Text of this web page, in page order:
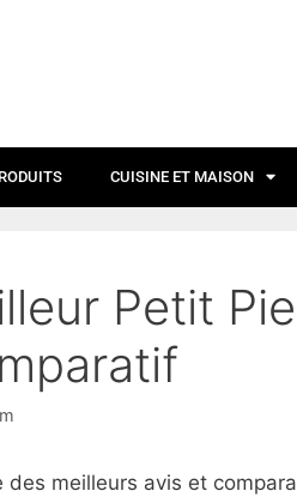
CUISINE ET MAISON
Petit
des meilleurs avis et